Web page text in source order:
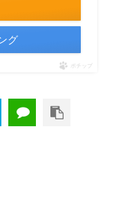
グ
ポチップ